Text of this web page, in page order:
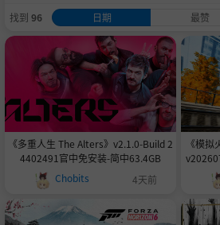
找到 96 日期 最赞
《多重人生 The Alters》v2.1.0-Build 2
4402491官中免安装-简中63.4GB
Chobits
4天前
《模
21日